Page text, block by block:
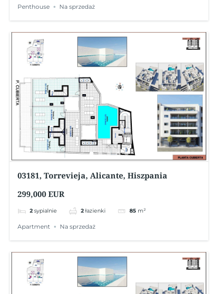
Penthouse Na sprzedaż
03181, Torrevieja, Alicante, Hiszpania
299,000 EUR
2 sypialnie 2 łazienki 85 m²
Apartment Na sprzedaż